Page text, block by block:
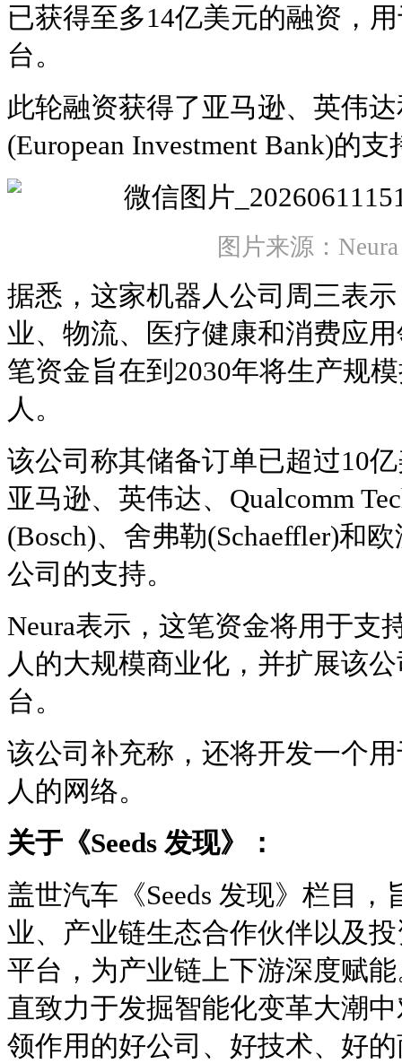
已获得至多14亿美元的融资，
台。
此轮融资获得了亚马逊、英伟
(European Investment Bank)的支
图片来源：
据悉，这家机器人公司周三表
业、物流、医疗健康和消费应
笔资金旨在到2030年将生产规
人。
该公司称其储备订单已超过10
亚马逊、英伟达、Qualcomm
(Bosch)、舍弗勒(Schaeffler)和
公司的支持。
Neura表示，这笔资金将用于支
人的大规模商业化，并扩展该
台。
该公司补充称，还将开发一个
人的网络。
关于《Seeds 发现》：
盖世汽车《Seeds 发现》栏目
业、产业链生态合作伙伴以及
平台，为产业链上下游深度赋
直致力于发掘智能化变革大潮
领作用的好公司、好技术、好